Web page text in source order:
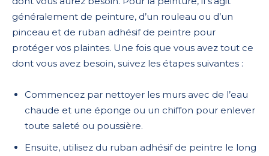
généralement de peinture, d’un rouleau ou d’un
pinceau et de ruban adhésif de peintre pour
protéger vos plaintes. Une fois que vous avez tout ce
dont vous avez besoin, suivez les étapes suivantes :
Commencez par nettoyer les murs avec de l’eau
chaude et une éponge ou un chiffon pour enlever
toute saleté ou poussière.
Ensuite, utilisez du ruban adhésif de peintre le long